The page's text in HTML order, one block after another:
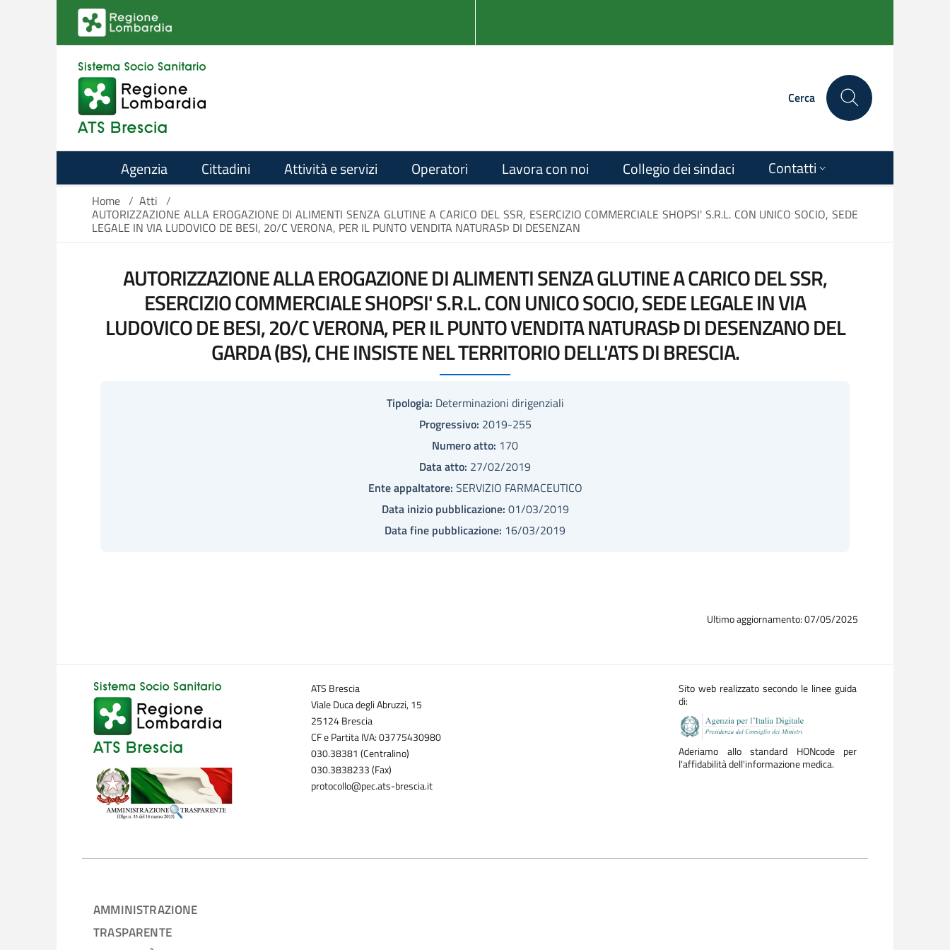
Salta al contenuto principale
Cerca
Agenzia Cittadini Attività e servizi Operatori Lavora con noi Collegio dei sindaci Contatti
Home / Atti /
AUTORIZZAZIONE ALLA EROGAZIONE DI ALIMENTI SENZA GLUTINE A CARICO DEL SSR, ESERCIZIO COMMERCIALE SHOPSI' S.R.L. CON UNICO SOCIO, SEDE
LEGALE IN VIA LUDOVICO DE BESI, 20/C VERONA, PER IL PUNTO VENDITA NATURASÞ DI DESENZAN
AUTORIZZAZIONE ALLA EROGAZIONE DI ALIMENTI SENZA GLUTINE A CARICO DEL SSR,
ESERCIZIO COMMERCIALE SHOPSI' S.R.L. CON UNICO SOCIO, SEDE LEGALE IN VIA
LUDOVICO DE BESI, 20/C VERONA, PER IL PUNTO VENDITA NATURASÞ DI DESENZANO DEL
GARDA (BS), CHE INSISTE NEL TERRITORIO DELL'ATS DI BRESCIA.
Tipologia: Determinazioni dirigenziali
Progressivo: 2019-255
Numero atto: 170
Data atto: 27/02/2019
Ente appaltatore: SERVIZIO FARMACEUTICO
Data inizio pubblicazione: 01/03/2019
Data fine pubblicazione: 16/03/2019
Ultimo aggiornamento: 07/05/2025
ATS Brescia
Viale Duca degli Abruzzi, 15
25124 Brescia
CF e Partita IVA: 03775430980
030.38381 (Centralino)
030.3838233 (Fax)
protocollo@pec.ats-brescia.it
Sito web realizzato secondo le linee guida
di:
Aderiamo allo standard HONcode per
l'affidabilità dell'informazione medica.
AMMINISTRAZIONE
TRASPARENTE